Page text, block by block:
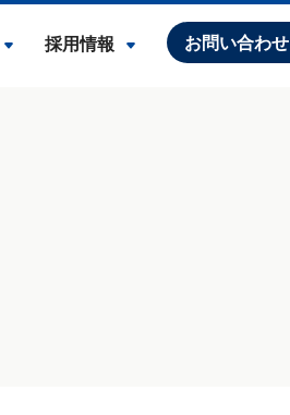
採用情報 お問い合わせ